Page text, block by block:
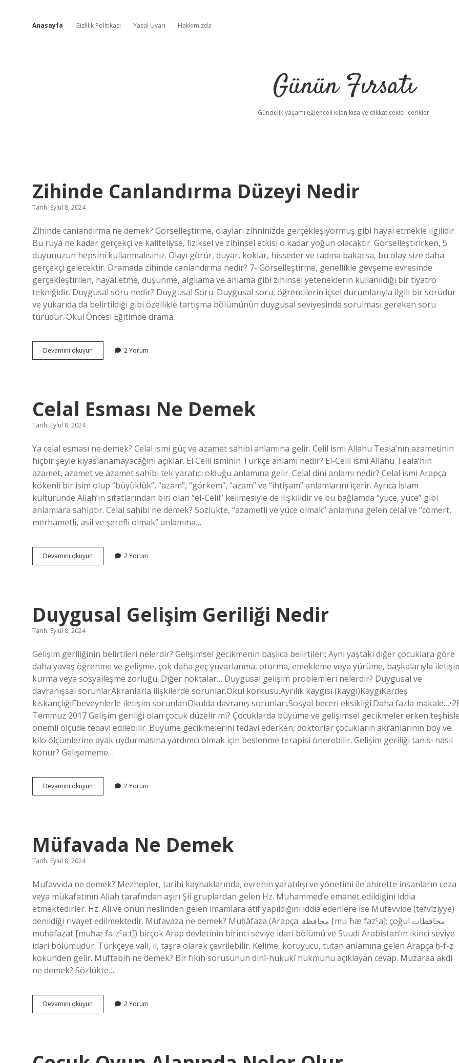
Anasayfa Gizlilik Politikası Yasal Uyarı Hakkımızda
Günün Fırsatı
Gündelik yaşamı eğlenceli kılan kısa ve dikkat çekici içerikler.
Günün
Fırsatı
Yazılar
Zihinde Canlandırma Düzeyi Nedir
Tarih: Eylül 8, 2024
Zihinde canlandırma ne demek? Görselleştirme, olayları zihninizde gerçekleşiyormuş gibi hayal etmekle ilgilidir.
Bu rüya ne kadar gerçekçi ve kaliteliyse, fiziksel ve zihinsel etkisi o kadar yoğun olacaktır. Görselleştirirken, 5
duyunuzun hepsini kullanmalısınız. Olayı görür, duyar, koklar, hisseder ve tadına bakarsa, bu olay size daha
gerçekçi gelecektir. Dramada zihinde canlandırma nedir? 7- Görselleştirme, genellikle gevşeme evresinde
gerçekleştirilen, hayal etme, düşünme, algılama ve anlama gibi zihinsel yeteneklerin kullanıldığı bir tiyatro
tekniğidir. Duygusal soru nedir? Duygusal Soru: Duygusal soru, öğrencilerin içsel durumlarıyla ilgili bir sorudur
ve yukarıda da belirtildiği gibi özellikle tartışma bölümünün duygusal seviyesinde sorulması gereken soru
türüdür. Okul Öncesi Eğitimde drama…
Devamını okuyun
Canlandırma
2 Yorum
Celal Esması Ne Demek
Tarih: Eylül 8, 2024
Ya celal esması ne demek? Celal ismi güç ve azamet sahibi anlamına gelir. Celil ismi Allahu Teala’nın azametinin
hiçbir şeyle kıyaslanamayacağını açıklar. El Celil isminin Türkçe anlamı nedir? El-Celil ismi Allahu Teala’nın
azamet, azamet ve azamet sahibi tek yaratıcı olduğu anlamına gelir. Celal dini anlamı nedir? Celal ismi Arapça
kökenli bir isim olup “büyüklük”, “azam”, “görkem”, “azam” ve “ihtişam” anlamlarını içerir. Ayrıca İslam
kültüründe Allah’ın sıfatlarından biri olan “el-Celil” kelimesiyle de ilişkilidir ve bu bağlamda “yüce, yüce” gibi
anlamlara sahiptir. Celal sahibi ne demek? Sözlükte, “azametli ve yüce olmak” anlamına gelen celal ve “cömert,
merhametli, asil ve şerefli olmak” anlamına…
Devamını okuyun
Esması
2 Yorum
Duygusal Gelişim Geriliği Nedir
Tarih: Eylül 8, 2024
Gelişim geriliğinin belirtileri nelerdir? Gelişimsel gecikmenin başlıca belirtileri: Aynı yaştaki diğer çocuklara göre
daha yavaş öğrenme ve gelişme, çok daha geç yuvarlanma, oturma, emekleme veya yürüme, başkalarıyla
kurma veya sosyalleşme zorluğu. Diğer noktalar… Duygusal gelişim problemleri nelerdir? Duygusal ve
davranışsal sorunlarAkranlarla ilişkilerde sorunlar.Okul korkusu.Ayrılık kaygısı (kaygı)KaygıKardeş
kıskançlığıEbeveynlerle iletişim sorunlarıOkulda davranış sorunları.Sosyal beceri eksikliği.Daha fazla
Temmuz 2017 Gelişim geriliği olan çocuk düzelir mi? Çocuklarda büyüme ve gelişimsel gecikmeler erken
önemli ölçüde tedavi edilebilir. Büyüme gecikmelerini tedavi ederken, doktorlar çocukların akranlarının boy ve
kilo ölçümlerine ayak uydurmasına yardımcı olmak için beslenme terapisi önerebilir. Gelişim geriliği tanısı nasıl
konur? Gelişememe…
Devamını okuyun Duygusal
Gelişim
2 Yorum
Müfavada Ne Demek
Tarih: Eylül 8, 2024
Mufavvida ne demek? Mezhepler, tarihi kaynaklarında, evrenin yaratılışı ve yönetimi ile ahirette insanların ceza
veya mükafatının Allah tarafından aşırı Şii gruplardan gelen Hz. Muhammed’e emanet edildiğini iddia
etmektedirler. Hz. Ali ve onun neslinden gelen imamlara atıf yapıldığını iddia edenlere ise Müfevvide (tefvîziyye)
denildiği rivayet edilmektedir. Mufavaza ne demek? Muḥāfaẓa (Arapça: محافظة [muˈħæːfazˤa]; çoğul محافظات
muḥāfaẓāt [muħæːfaˈzˤaːt]) birçok Arap devletinin birinci seviye idari bölümü ve Suudi Arabistan’ın ikinci seviye
idari bölümüdür. Türkçeye vali, il, taşra olarak çevrilebilir. Kelime, koruyucu, tutan anlamına gelen Arapça ḥ-f-ẓ
kökünden gelir. Müftabih ne demek? Bir fıkıh sorusunun dinî-hukukî hükmünü açıklayan cevap. Muzaraa akdi
ne demek? Sözlükte…
Devamını okuyun Müfavada
Ne
2 Yorum